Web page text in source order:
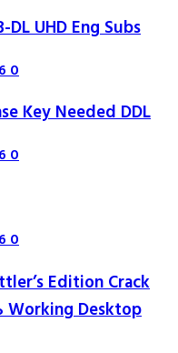
UHD Eng Subs
0
Key Needed DDL
0
0
Edition Crack
Working Desktop